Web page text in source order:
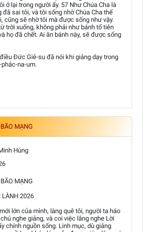
ở lại trong người ấy. 57 Như Chúa Cha là
sai tôi, và tôi sống nhờ Chúa Cha thế
cũng sẽ nhờ tôi mà được sống như vậy.
trời xuống, không phải như bánh tổ tiên
họ đã chết. Ai ăn bánh này, sẽ được sống
Đức Giê-su đã nói khi giảng dạy trong
na-um.
MẠNG
Hùng
MẠNG
LÀNH 2026
lớn của mình, làng quê tôi, người ta háo
nghe giảng, và coi việc lắng nghe Lời
chính nguồn sống. Linh mục, dù giảng